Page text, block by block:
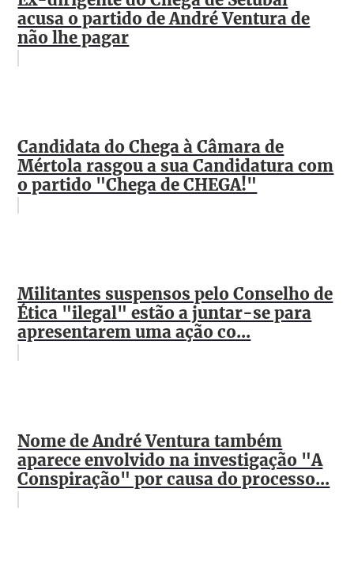
acusa o partido de André Ventura de
não lhe pagar
Candidata do Chega à Câmara de
Mértola rasgou a sua Candidatura com
o partido "Chega de CHEGA!"
Militantes suspensos pelo Conselho de
Ética "ilegal" estão a juntar-se para
apresentarem uma ação co...
Nome de André Ventura também
aparece envolvido na investigação "A
Conspiração" por causa do processo...